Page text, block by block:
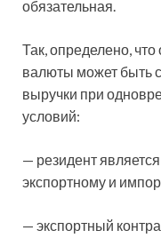
обязательная.
Так, определено,
валюты может быть
выручки при
условий:
— резидент
экспортному и
— экспортный